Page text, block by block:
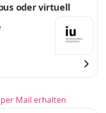
oder virtuell
Mail erhalten